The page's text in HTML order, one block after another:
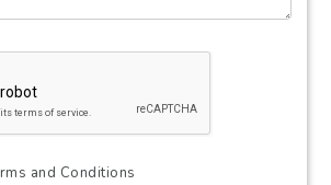
and Conditions